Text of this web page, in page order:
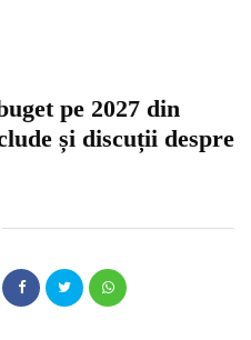
pe 2027 din
și discuții despre